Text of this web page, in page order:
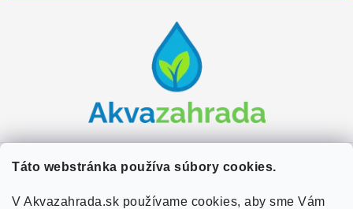
Táto webstránka používa súbory cookies.
V Akvazahrada.sk používame cookies, aby sme Vám
e
Zákaznícky servis
Užitočné informácie